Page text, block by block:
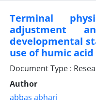
Terminal
adjustment
developmental
use of humic
Document Type :
Author
abbas abhari